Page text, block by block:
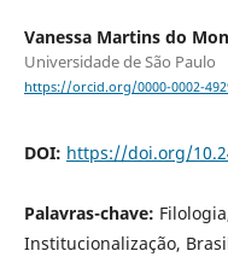
Vanessa Martins do
Universidade de São Paulo
https://orcid.org/0000-0002-
DOI: https://doi.org/
Palavras-chave:
Institucionalização,